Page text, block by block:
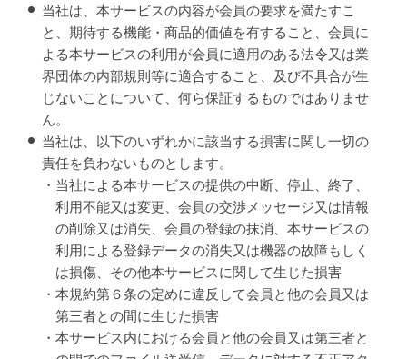
当社は、本サービスの内容が会員の要求を満たすこ
と、期待する機能・商品的価値を有すること、会員に
よる本サービスの利用が会員に適用のある法令又は業
界団体の内部規則等に適合すること、及び不具合が生
じないことについて、何ら保証するものではありませ
ん。
当社は、以下のいずれかに該当する損害に関し一切の
責任を負わないものとします。
・当社による本サービスの提供の中断、停止、終了、
利用不能又は変更、会員の交渉メッセージ又は情報
の削除又は消失、会員の登録の抹消、本サービスの
利用による登録データの消失又は機器の故障もしく
は損傷、その他本サービスに関して生じた損害
・本規約第６条の定めに違反して会員と他の会員又は
第三者との間に生じた損害
・本サービス内における会員と他の会員又は第三者と